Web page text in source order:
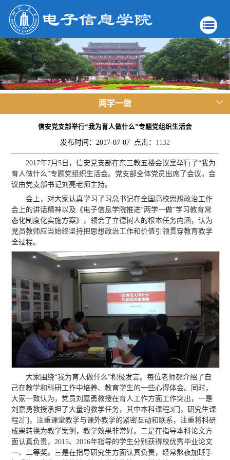
两学一做
信安党支部举行“我为育人做什么”专题党组织生活会
发布时间：2017-07-07 点击： 1132
2017年7月5日，信安党支部在东三教五楼会议室举行了“我为
育人做什么”专题党组织生活会。党支部全体党员出席了会议。会
议由党支部书记刘亮老师主持。
会上，对大家认真学习了习总书记在全国高校思想政治工作
会上的讲话精神以及《电子信息学院推进“两学一做”学习教育常
态化制度化实施方案》，领会了立德树人的根本任务内涵，认为
党员教师应当始终坚持把思想政治工作和价值引领贯穿教育教学
全过程。
大家围绕“我为育人做什么”积极发言。每位老师都介绍了自
己在教学和科研工作中培养、教育学生的一些心得体会。同时，
大家一致认为，党员刘嘉勇教授在育人工作方面工作突出，一是
刘嘉勇教授承担了大量的教学任务，其中本科课程3门，研究生课
程2门，注重课堂教学与课外教学的紧密互动和联系，注重将科研
成果转换为教学案例，教学效果非常好。二是在指导本科论文方
面认真负责，2015、2016年指导的学生分别获得校优秀毕业论文
一、二等奖。三是在指导研究生方面认真负责，经常熬夜加班手